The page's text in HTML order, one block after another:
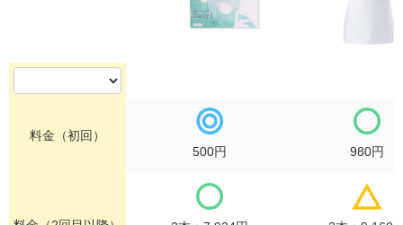
料金（初回）
500円
980円